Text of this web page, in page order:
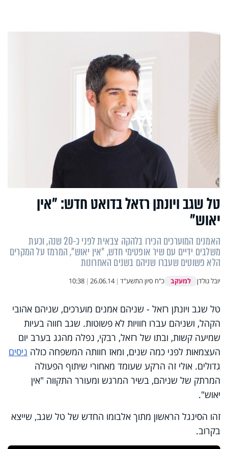
טל שגב ויונתן רזאל בדואט חדש: "אין
יאוש"
האמנים המוערכים הכירו בלהקה צבאית לפני כ-20 שנה, וכעת
משלבים ידיים עם שיר אופטימי חדש, "אין יאוש", המרמז על המקרים
הלא פשוטים שעברו שניהם בשנים האחרונות
יובל גולדן למעקב כ"ח סיון התשע"ד |
26.06.14
|
10:38
טל שגב ויונתן רזאל - שניהם אמנים מוערכים, שניהם אהובי
הקהל, ושניהם עברו חוויות לא פשוטות. שגב חווה בעיות
שמיעה קשות, ובתו של רזאל, רבקי, נפלה מהגג בערב יום
העצמאות לפני כמה שנים, ומאז חוותה המשפחה כולה ניסים
גדולים. אולי זה הרקע שעומד מאחורי שיתוף הפעולה
המרתק של שניהם, בשיר המרגש ומעורר התקווה "אין
יאוש".
זהו הסינגל הראשון מתוך אלבומו החדש של טל שגב, שייצא
בקרוב.